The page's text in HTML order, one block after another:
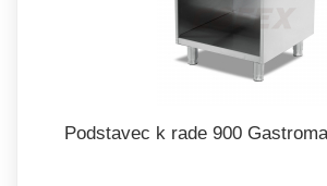
Podstavec k rade 900